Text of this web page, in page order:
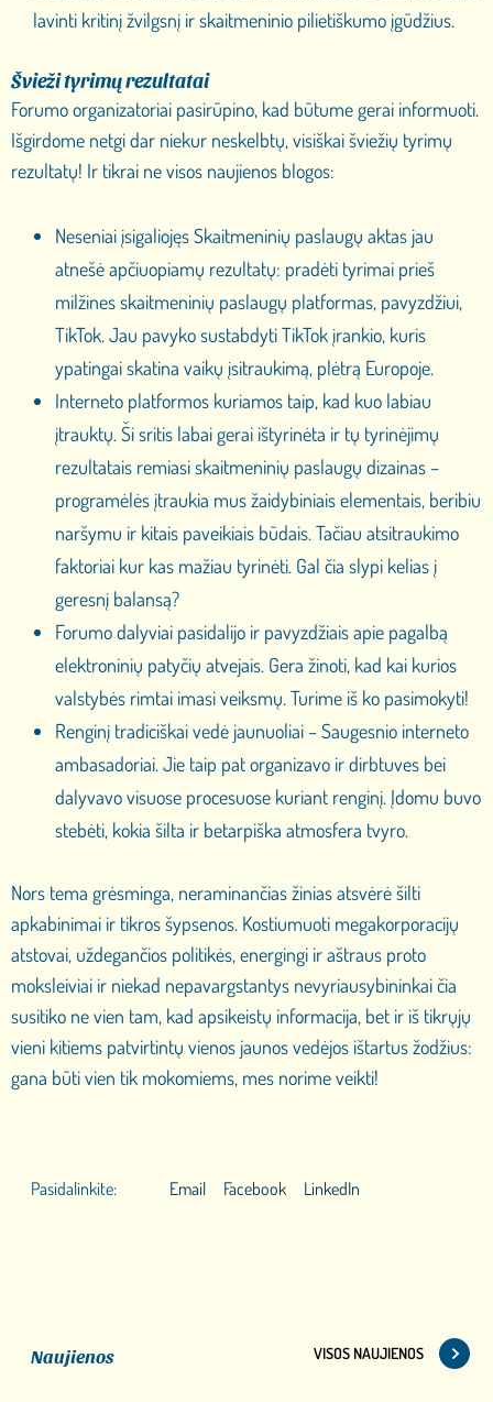
lavinti kritinį žvilgsnį ir skaitmeninio pilietiškumo įgūdžius.
Švieži tyrimų rezultatai
Forumo organizatoriai pasirūpino, kad būtume gerai informuoti.
Išgirdome netgi dar niekur neskelbtų, visiškai šviežių tyrimų
rezultatų! Ir tikrai ne visos naujienos blogos:
Neseniai įsigaliojęs Skaitmeninių paslaugų aktas jau
atnešė apčiuopiamų rezultatų: pradėti tyrimai prieš
milžines skaitmeninių paslaugų platformas, pavyzdžiui,
TikTok. Jau pavyko sustabdyti TikTok įrankio, kuris
ypatingai skatina vaikų įsitraukimą, plėtrą Europoje.
Interneto platformos kuriamos taip, kad kuo labiau
įtrauktų. Ši sritis labai gerai ištyrinėta ir tų tyrinėjimų
rezultatais remiasi skaitmeninių paslaugų dizainas –
programėlės įtraukia mus žaidybiniais elementais, beribiu
naršymu ir kitais paveikiais būdais. Tačiau atsitraukimo
faktoriai kur kas mažiau tyrinėti. Gal čia slypi kelias į
geresnį balansą?
Forumo dalyviai pasidalijo ir pavyzdžiais apie pagalbą
elektroninių patyčių atvejais. Gera žinoti, kad kai kurios
valstybės rimtai imasi veiksmų. Turime iš ko pasimokyti!
Renginį tradiciškai vedė jaunuoliai – Saugesnio interneto
ambasadoriai. Jie taip pat organizavo ir dirbtuves bei
dalyvavo visuose procesuose kuriant renginį. Įdomu buvo
stebėti, kokia šilta ir betarpiška atmosfera tvyro.
Nors tema grėsminga, neraminančias žinias atsvėrė šilti
apkabinimai ir tikros šypsenos. Kostiumuoti megakorporacijų
atstovai, uždegančios politikės, energingi ir aštraus proto
moksleiviai ir niekad nepavargstantys nevyriausybininkai čia
susitiko ne vien tam, kad apsikeistų informacija, bet ir iš tikrųjų
vieni kitiems patvirtintų vienos jaunos vedėjos ištartus žodžius:
gana būti vien tik mokomiems, mes norime veikti!
Pasidalinkite: Email Facebook LinkedIn
Naujienos VISOS NAUJIENOS